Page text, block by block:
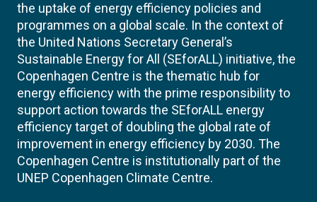
the uptake of energy efficiency policies and
programmes on a global scale. In the context of
the United Nations Secretary General’s
Sustainable Energy for All (SEforALL) initiative, the
Copenhagen Centre is the thematic hub for
energy efficiency with the prime responsibility to
support action towards the SEforALL energy
efficiency target of doubling the global rate of
improvement in energy efficiency by 2030. The
Copenhagen Centre is institutionally part of the
UNEP Copenhagen Climate Centre.